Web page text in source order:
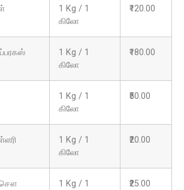
1 Kg / 1
கிலோ
₹120.00
1 Kg / 1
கிலோ
₹180.00
1 Kg / 1
கிலோ
₹50.00
1 Kg / 1
கிலோ
₹20.00
சௌ
1 Kg / 1
₹25.00